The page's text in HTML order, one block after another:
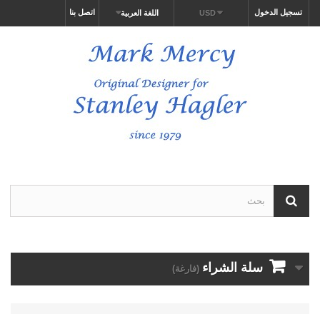
تسجيل الدخول USD اللغة العربية اتصل بنا
سلة الشراء (فارغة)